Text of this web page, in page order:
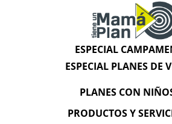
ESPECIAL
ESPECIAL PLANES DE
PLANES CON
PRODUCTOS Y